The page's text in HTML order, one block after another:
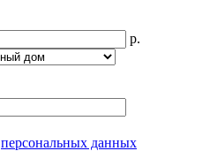
р.
персональных данных